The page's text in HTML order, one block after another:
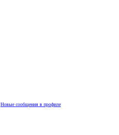
Новые сообщения в профиле